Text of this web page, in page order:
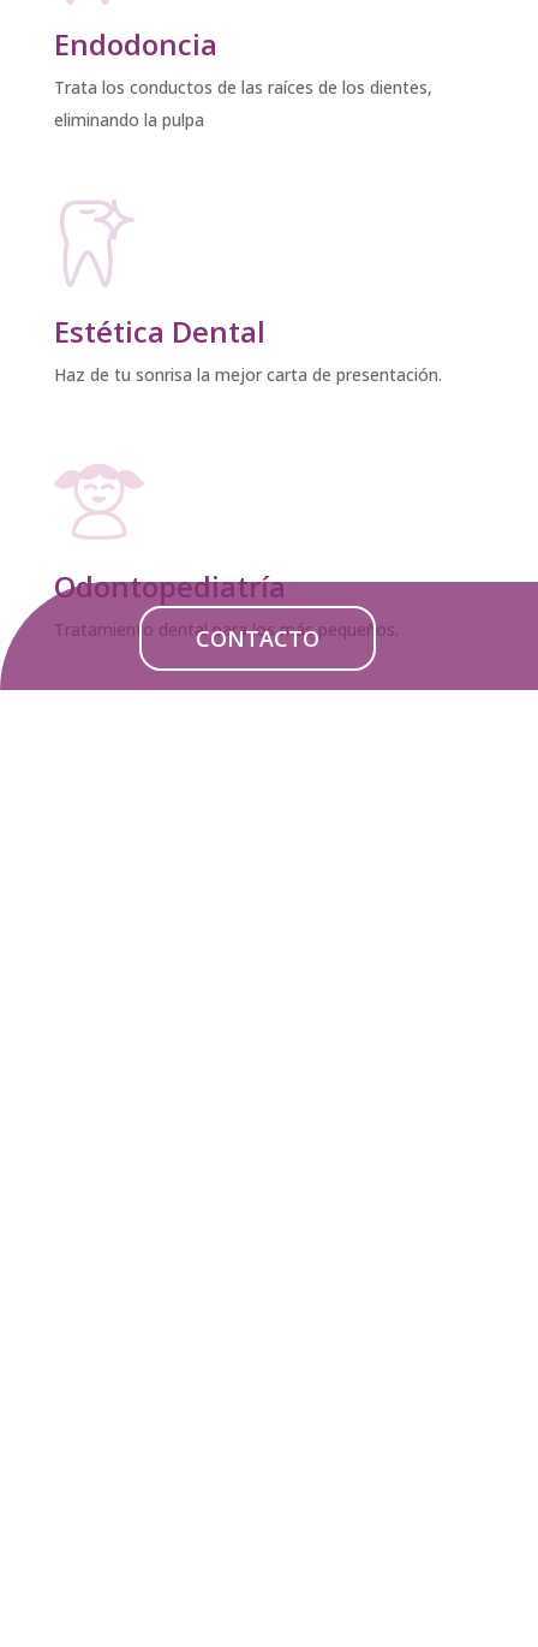
Endodoncia
Trata los conductos de las raíces de los dientes,
eliminando la pulpa
Estética Dental
Haz de tu sonrisa la mejor carta de presentación.
Odontopediatría
Tratamiento dental para los más pequeños.
CONTACTO